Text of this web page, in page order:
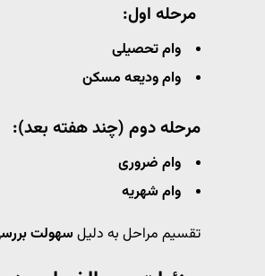
مرحله اول:
وام تحصیلی
وام ودیعه مسکن
مرحله دوم (چند هفته بعد):
وام ضروری
وام شهریه
تقسیم مراحل به دلیلسهولت